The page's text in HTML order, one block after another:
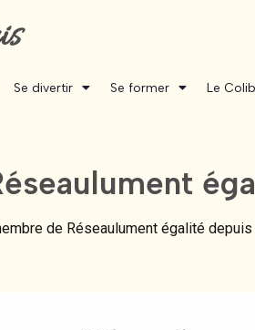
Se divertir Se former Le
de Réseaulument égalité